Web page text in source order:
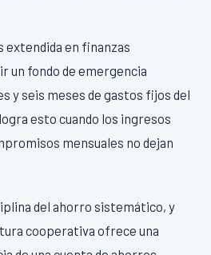
extendida en finanzas
un fondo de emergencia
y seis meses de gastos fijos del
esto cuando los ingresos
mensuales no dejan
del ahorro sistemático, y
cooperativa ofrece una